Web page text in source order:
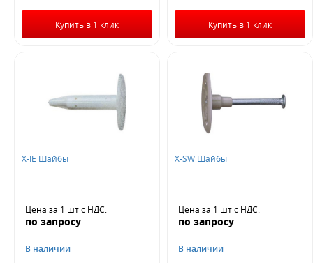
Купить в 1 клик Купить в 1 клик
X-IE Шайбы
Цена за 1 штс НДС:
по запросу
В наличии
X-SW Шайбы
Цена за 1 штс НДС:
по запросу
В наличии